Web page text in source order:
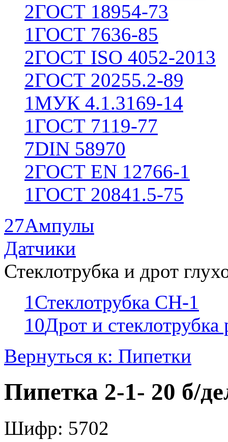
2ГОСТ 18954-73
1ГОСТ 7636-85
2ГОСТ ISO 4052-2013
2ГОСТ 20255.2-89
1МУК 4.1.3169-14
1ГОСТ 7119-77
7DIN 58970
2ГОСТ EN 12766-1
1ГОСТ 20841.5-75
27Ампулы
Датчики
Стеклотрубка и дрот
1Стеклотрубка СН-1
10Дрот и
Вернуться к: Пипетки
Пипетка 2-1- 20 б/
Шифр: 5702